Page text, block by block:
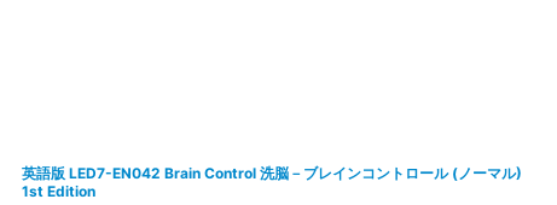
英語版 LED7-EN042 Brain Control 洗脳－ブレインコントロール (ノーマル)
1st Edition